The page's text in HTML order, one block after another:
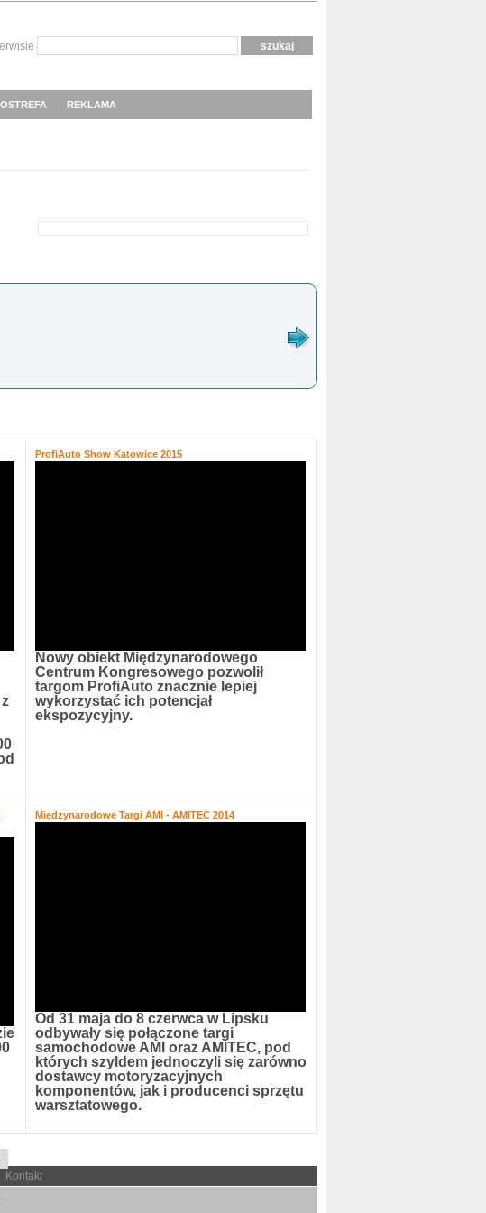
REKLAMA
ProfiAuto Show Katowice 2015
Nowy obiekt Międzynarodowego
Centrum Kongresowego pozwolił
targom ProfiAuto znacznie lepiej
wykorzystać ich potencjał
ekspozycyjny.
Międzynarodowe Targi AMI - AMITEC 2014
Od 31 maja do 8 czerwca w Lipsku
odbywały się połączone targi
samochodowe AMI oraz AMITEC, pod
których szyldem jednoczyli się zarówno
dostawcy motoryzacyjnych
komponentów, jak i producenci sprzętu
warsztatowego.
Kontakt